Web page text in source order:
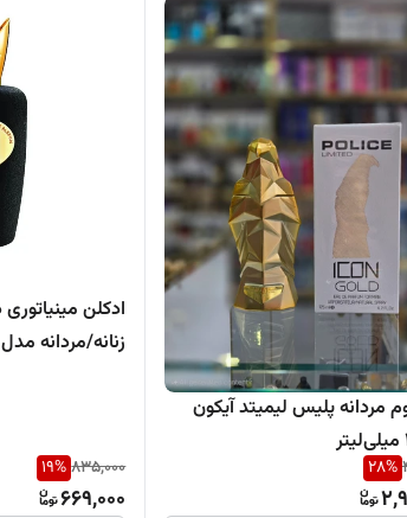
مردانه پلیس لیمیتد آیکون
28%
زنانه/مردانه مدل 25ml OPERA
835,000
19%
669,000